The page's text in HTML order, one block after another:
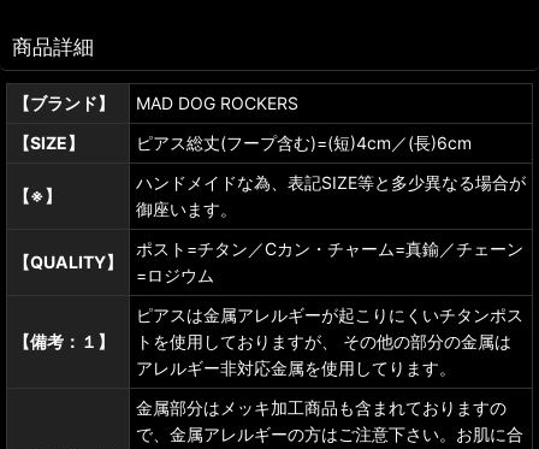
商品詳細
【ブランド】
MAD DOG ROCKERS
【SIZE】
ピアス総丈(フープ含む)=(短)4cm／(長)6cm
【※】
ハンドメイドな為、表記SIZE等と多少異なる場合が
御座います。
【QUALITY】
ポスト=チタン／Cカン・チャーム=真鍮／チェーン
=ロジウム
【備考：１】
ピアスは金属アレルギーが起こりにくいチタンポス
トを使用しておりますが、 その他の部分の金属は
アレルギー非対応金属を使用してります。
金属部分はメッキ加工商品も含まれておりますの
で、金属アレルギーの方はご注意下さい。お肌に合